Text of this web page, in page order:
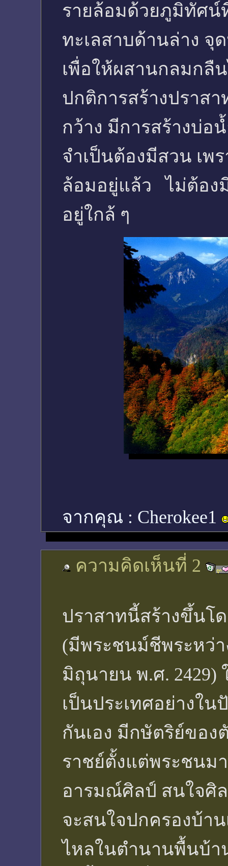
รายล้อมด้วยภูมิทัศน์
ทะเลสาบด้านล่าง จุ
เพื่อให้ผสานกลมกลื
ปกติการสร้างปราส
กว้าง มีการสร้างบ่
จำเป็นต้องมีสวน เพ
ล้อมอยู่แล้ว ไม่ต้อง
อยู่ใกล้ ๆ
จากคุณ : Cherokee1
ความคิดเห็นที่ 2
ปราสาทนี้สร้างขึ้นโด
(มีพระชนม์ชีพระหว่า
มิถุนายน พ.ศ. 2429)
เป็นประเทศอย่างใ
กันเอง มีกษัตริย์ของ
ราชย์ตั้งแต่พระชนม
อารมณ์ศิลป์ สนใจศิ
จะสนใจปกครองบ้า
ไหลในตำนานพื้นบ้า